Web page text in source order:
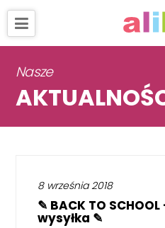
Nasze
8 września 2018
✎ BACK TO
wysyłka ✎